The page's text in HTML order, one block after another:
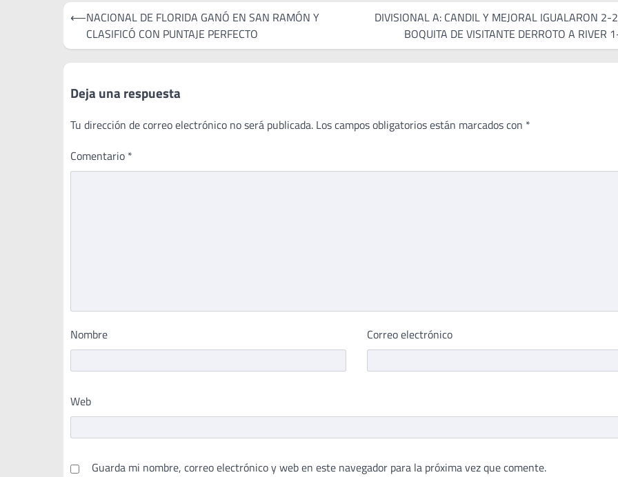
Navegación
entradas
⟵NACIONAL DE FLORIDA GANÓ EN SAN RAMÓN Y
CLASIFICÓ CON PUNTAJE PERFECTO
DIVISIONAL A: CANDIL Y MEJORAL IGUALARON 2-
BOQUITA DE VISITANTE DERROTO A RIVER
Deja una respuesta
Tu dirección de correo electrónico no será publicada. Los campos obligatorios están marcados con *
Comentario *
Nombre Correo electrónico
Web
Guarda mi nombre, correo electrónico y web en este navegador para la próxima vez que comente.